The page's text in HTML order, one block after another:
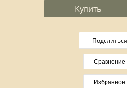
Купить
Поделиться
Сравнение
Избранное